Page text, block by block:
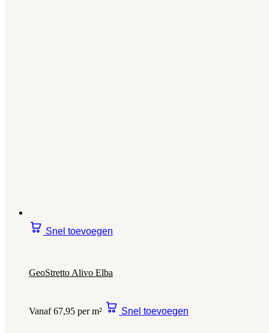
Snel toevoegen
GeoStretto Alivo Elba
Vanaf 67,95 per m² Snel toevoegen